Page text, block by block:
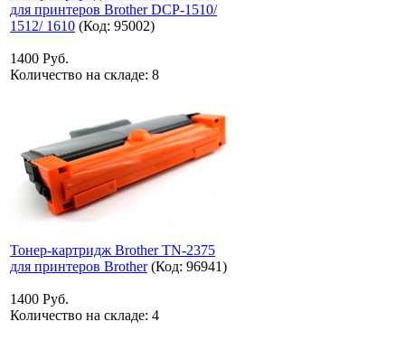
для принтеров Brother DCP-1510/
1512/ 1610 (Код: 95002)
1400 Руб.
Количество на складе: 8
Тонер-картридж Brother TN-2375
для принтеров Brother (Код: 96941)
1400 Руб.
Количество на складе: 4